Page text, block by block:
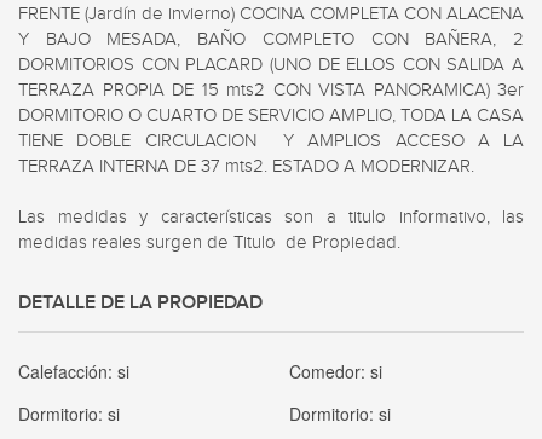
FRENTE (Jardín de invierno) COCINA COMPLETA CON ALACENA
Y BAJO MESADA, BAÑO COMPLETO CON BAÑERA, 2
DORMITORIOS CON PLACARD (UNO DE ELLOS CON SALIDA A
TERRAZA PROPIA DE 15 mts2 CON VISTA PANORAMICA) 3er
DORMITORIO O CUARTO DE SERVICIO AMPLIO, TODA LA CASA
TIENE DOBLE CIRCULACION  Y AMPLIOS ACCESO A LA
TERRAZA INTERNA DE 37 mts2. ESTADO A MODERNIZAR.
Las medidas y características son a titulo informativo, las
medidas reales surgen de Titulo  de Propiedad.
DETALLE DE LA PROPIEDAD
Calefacción: si Comedor: si
Dormitorio: si Dormitorio: si